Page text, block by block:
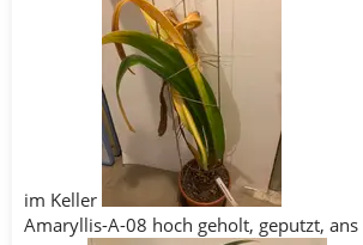
im Keller
Amaryllis-A-08 hoch geholt, geputzt,